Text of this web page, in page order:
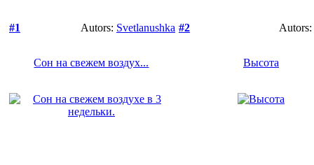
#1 Autors: Svetlanushka
Сон на свежем воздух...
#2 Autors:
Высота